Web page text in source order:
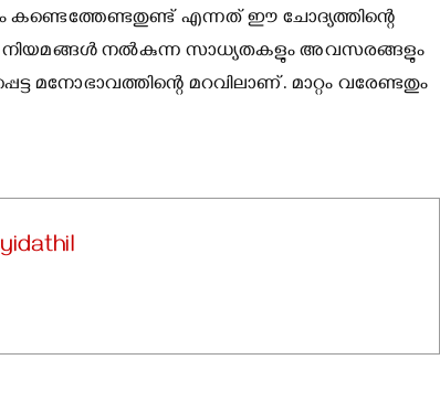
കണ്ടെത്തേണ്ടതുണ്ട് എന്നത് ഈ ചോദ്യത്തിന്റെ
നിയമങ്ങള്‍ നല്‍കുന്ന സാധ്യതകളും അവസരങ്ങളും
മനോഭാവത്തിന്റെ മറവിലാണ്. മാറ്റം വരേണ്ടതും